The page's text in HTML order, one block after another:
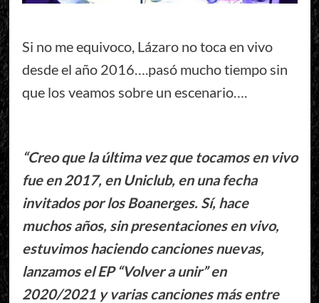
Si no me equivoco, Lázaro no toca en vivo
desde el año 2016….pasó mucho tiempo sin
que los veamos sobre un escenario….
“Creo que la última vez que tocamos en vivo
fue en 2017, en Uniclub, en una fecha
invitados por los Boanerges. Sí, hace
muchos años, sin presentaciones en vivo,
estuvimos haciendo canciones nuevas,
lanzamos el EP “Volver a unir” en
2020/2021 y varias canciones más entre